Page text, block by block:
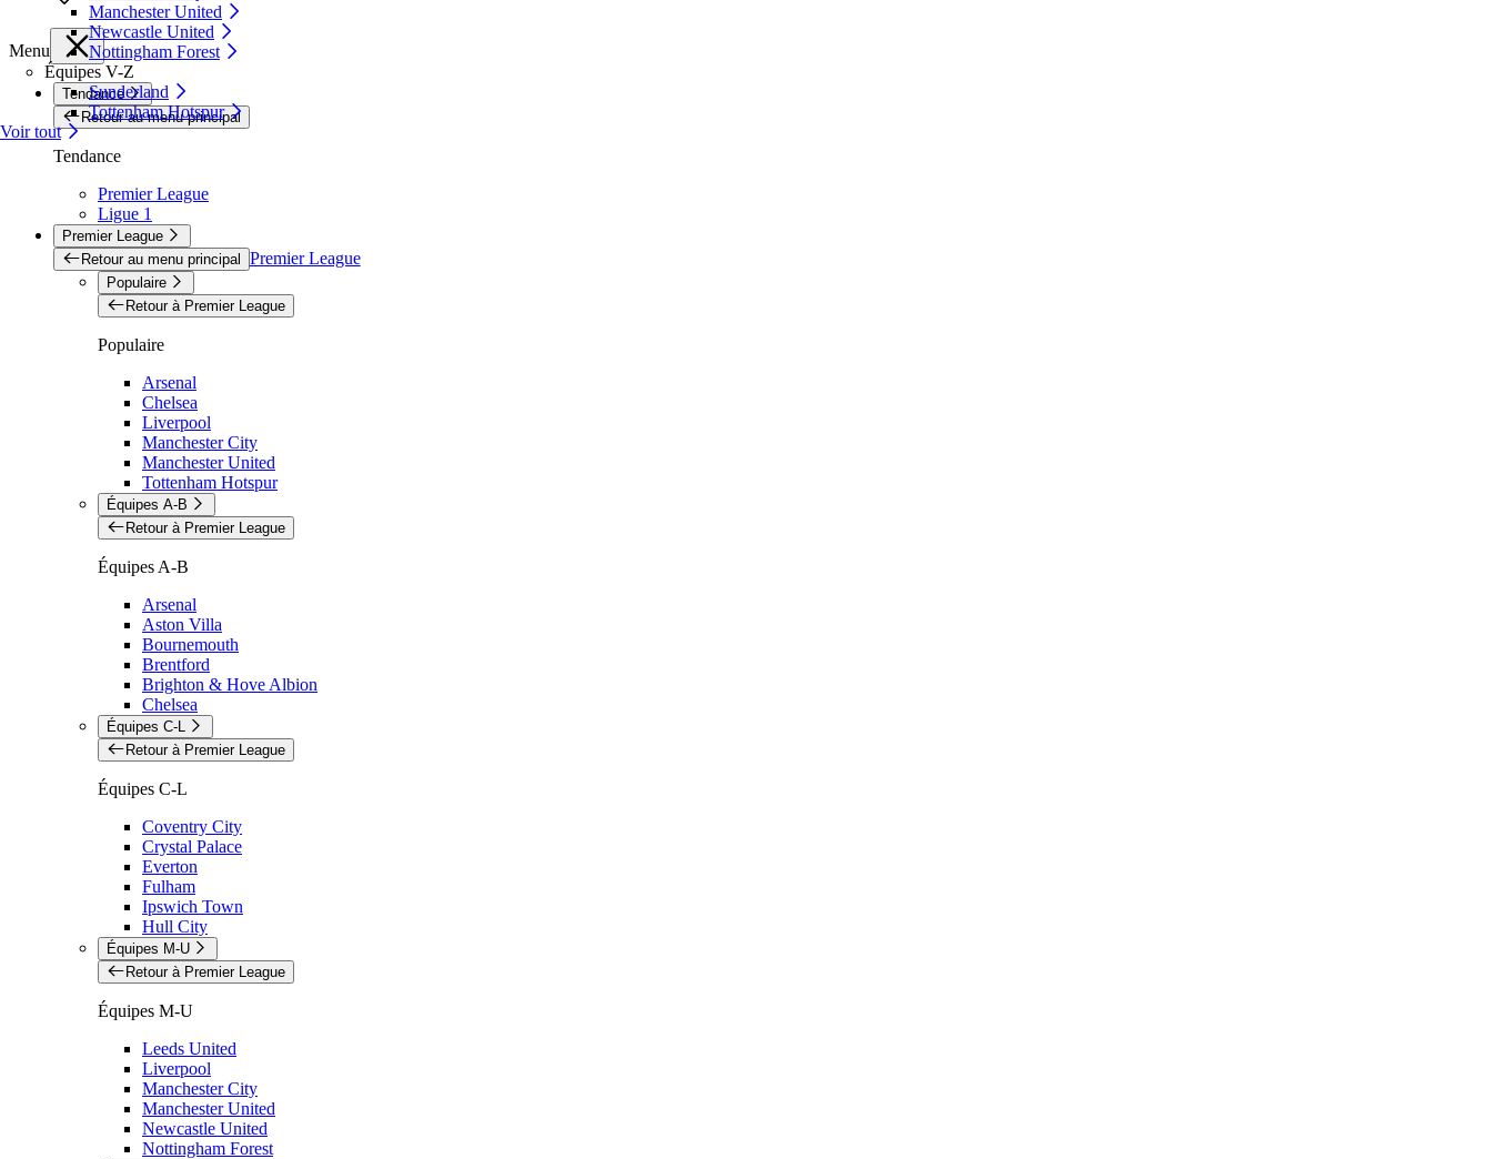
Manchester United
Newcastle United
Nottingham Forest
Équipes V-Z
Sunderland
Tottenham Hotspur
Voir tout
Menu
Tendance
Retour au menu principal
Tendance
Premier League
Ligue 1
Premier League
Retour au menu principal Premier League
Populaire
Retour à Premier League
Populaire
Arsenal
Chelsea
Liverpool
Manchester City
Manchester United
Tottenham Hotspur
Équipes A-B
Retour à Premier League
Équipes A-B
Arsenal
Aston Villa
Bournemouth
Brentford
Brighton & Hove Albion
Chelsea
Équipes C-L
Retour à Premier League
Équipes C-L
Coventry City
Crystal Palace
Everton
Fulham
Ipswich Town
Hull City
Équipes M-U
Retour à Premier League
Équipes M-U
Leeds United
Liverpool
Manchester City
Manchester United
Newcastle United
Nottingham Forest